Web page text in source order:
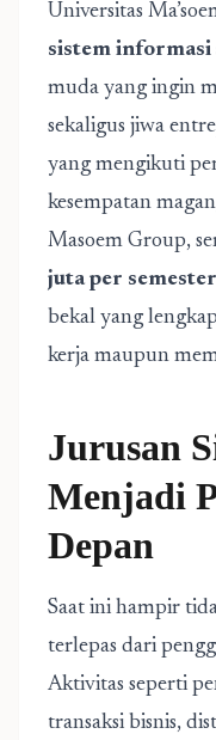
Universitas
sistem informasi
muda yang ingin
sekaligus jiwa
yang mengikuti
kesempatan
Masoem Group,
juta per semester
bekal yang
kerja maupun
Jurusan
Menjadi
Depan
Saat ini hampir
terlepas dari
Aktivitas seperti
transaksi bisnis,